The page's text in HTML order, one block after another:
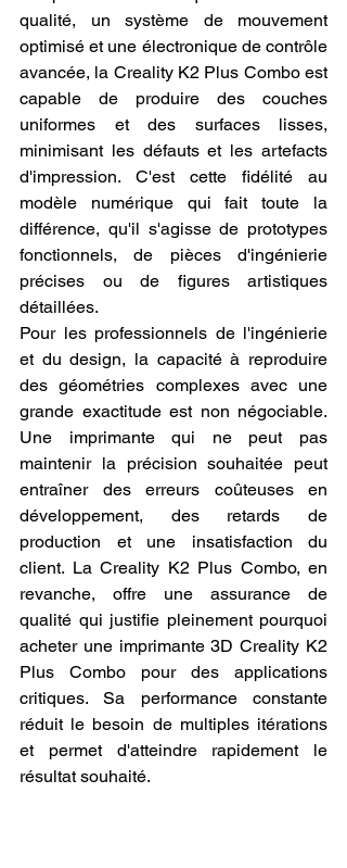
qualité, un système de mouvement
optimisé et une électronique de contrôle
avancée, la Creality K2 Plus Combo est
capable de produire des couches
uniformes et des surfaces lisses,
minimisant les défauts et les artefacts
d'impression. C'est cette fidélité au
modèle numérique qui fait toute la
différence, qu'il s'agisse de prototypes
fonctionnels, de pièces d'ingénierie
précises ou de figures artistiques
détaillées.
Pour les professionnels de l'ingénierie
et du design, la capacité à reproduire
des géométries complexes avec une
grande exactitude est non négociable.
Une imprimante qui ne peut pas
maintenir la précision souhaitée peut
entraîner des erreurs coûteuses en
développement, des retards de
production et une insatisfaction du
client. La Creality K2 Plus Combo, en
revanche, offre une assurance de
qualité qui justifie pleinement pourquoi
acheter une imprimante 3D Creality K2
Plus Combo pour des applications
critiques. Sa performance constante
réduit le besoin de multiples itérations
et permet d'atteindre rapidement le
résultat souhaité.